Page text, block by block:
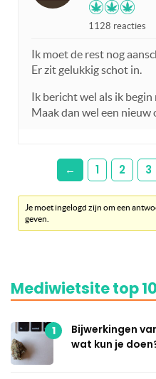
1128 reacties
Ik moet de rest nog
Er zit gelukkig schot in.
Ik bericht wel als ik begin
Maak dan wel een
← 1 2 3
Je moet ingelogd zijn om een
geven.
Mediwietsite top 10
1
Bijwerkingen
wat kun je